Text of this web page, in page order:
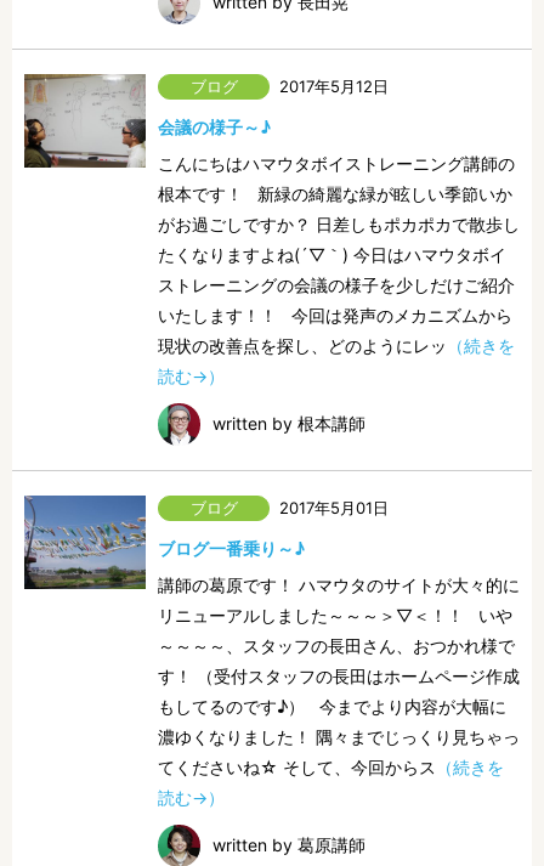
2017年5月12日
会議の様子～♪
こんにちはハマウタボイストレーニング講師の
根本です！ 新緑の綺麗な緑が眩しい季節いか
がお過ごしですか？ 日差しもポカポカで散歩し
たくなりますよね(´▽｀) 今日はハマウタボイ
ストレーニングの会議の様子を少しだけご紹介
いたします！！ 今回は発声のメカニズムから
現状の改善点を探し、どのようにレッ
（続きを
読む→）
written by 根本講師
2017年5月01日
ブログ一番乗り～♪
講師の葛原です！ ハマウタのサイトが大々的に
リニューアルしました～～～＞▽＜！！ いや
～～～～、スタッフの長田さん、おつかれ様で
す！ （受付スタッフの長田はホームページ作成
もしてるのです♪） 今までより内容が大幅に
濃ゆくなりました！ 隅々までじっくり見ちゃっ
てくださいね☆ そして、今回からス
（続きを
読む→）
written by 葛原講師